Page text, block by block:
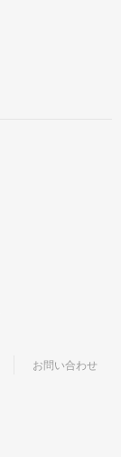
お問い合わせ